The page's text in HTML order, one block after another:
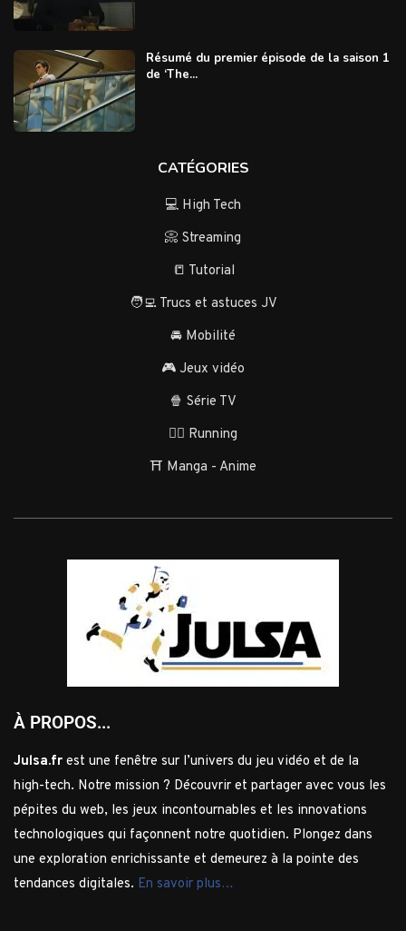
Résumé du premier épisode de la saison 1
de ‘The...
CATÉGORIES
💻 High Tech
📀 Streaming
📒 Tutorial
🧑‍💻 Trucs et astuces JV
🚘 Mobilité
🎮 Jeux vidéo
🍿 Série TV
🏃‍♂️ Running
⛩️ Manga - Anime
À PROPOS...
Julsa.fr est une fenêtre sur l’univers du jeu vidéo et de la
high-tech. Notre mission ? Découvrir et partager avec vous les
pépites du web, les jeux incontournables et les innovations
technologiques qui façonnent notre quotidien. Plongez dans
une exploration enrichissante et demeurez à la pointe des
tendances digitales. En savoir plus…